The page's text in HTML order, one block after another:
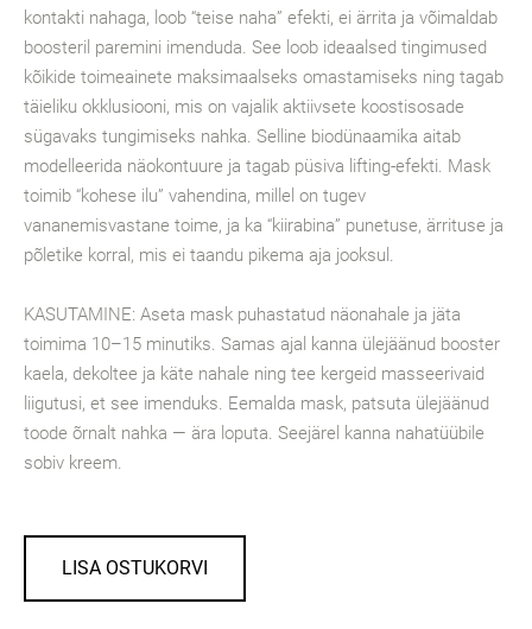
kontakti nahaga, loob “teise naha” efekti, ei ärrita ja võimaldab
boosteril paremini imenduda. See loob ideaalsed tingimused
kõikide toimeainete maksimaalseks omastamiseks ning tagab
täieliku okklusiooni, mis on vajalik aktiivsete koostisosade
sügavaks tungimiseks nahka. Selline biodünaamika aitab
modelleerida näokontuure ja tagab püsiva lifting-efekti. Mask
toimib “kohese ilu” vahendina, millel on tugev
vananemisvastane toime, ja ka “kiirabina” punetuse, ärrituse ja
põletike korral, mis ei taandu pikema aja jooksul.
KASUTAMINE: Aseta mask puhastatud näonahale ja jäta
toimima 10–15 minutiks. Samas ajal kanna ülejäänud booster
kaela, dekoltee ja käte nahale ning tee kergeid masseerivaid
liigutusi, et see imenduks. Eemalda mask, patsuta ülejäänud
toode õrnalt nahka — ära loputa. Seejärel kanna nahatüübile
sobiv kreem.
LISA OSTUKORVI